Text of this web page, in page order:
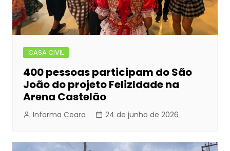
CASA CIVIL
400 pessoas participam do São
João do projeto FelizIdade na
Arena Castelão
Informa Ceara 24 de junho de 2026